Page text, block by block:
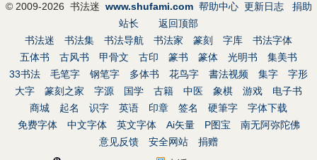
© 2009-2026 书法迷 www.shufami.com 帮助中心 更新日志
捐助
站长
返回顶部
书法迷
书法集 书法导航 书法家 篆刻 字库
书法字体
五体书
古风书 甲骨文 古印 篆书 篆体 光明书
集美书
33书法
毛笔字 钢笔字 多体书 花鸟字 書法视频 集字
字形
大字
篆刻之家 字源 国学 古籍 中医 象棋 游戏
电子书
商城
起名 识字 英语 印章 签名 硬筆字
字体下载
免费字体
中文字体 英文字体 Ai矢量 P图宝
南无阿弥陀佛
意见反馈
安全网站
捐赠